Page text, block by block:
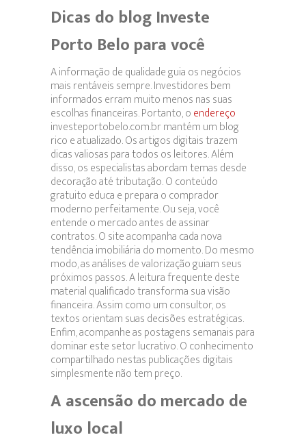
Dicas do blog Investe
Porto Belo para você
A informação de qualidade guia os negócios
mais rentáveis sempre. Investidores bem
informados erram muito menos nas suas
escolhas financeiras. Portanto, oendereço
investeportobelo.com.br mantém um blog
rico e atualizado. Os artigos digitais trazem
dicas valiosas para todos os leitores. Além
disso, os especialistas abordam temas desde
decoração até tributação. O conteúdo
gratuito educa e prepara o comprador
moderno perfeitamente. Ou seja, você
entende o mercado antes de assinar
contratos. O site acompanha cada nova
tendência imobiliária do momento. Do mesmo
modo, as análises de valorização guiam seus
próximos passos. A leitura frequente deste
material qualificado transforma sua visão
financeira. Assim como um consultor, os
textos orientam suas decisões estratégicas.
Enfim, acompanhe as postagens semanais para
dominar este setor lucrativo. O conhecimento
compartilhado nestas publicações digitais
simplesmente não tem preço.
A ascensão do mercado de
luxo local